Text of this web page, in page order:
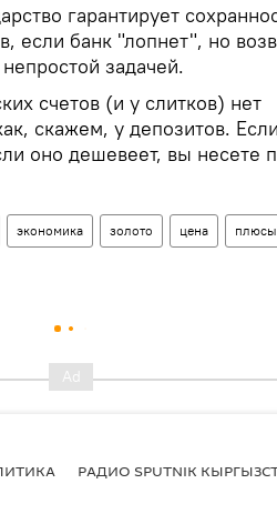
гарантирует
если банк "лопнет", но
задачей.
счетов (и у слитков) нет
скажем, у депозитов.
оно дешевеет, вы несете
экономика золото цена плюсы
РАДИО SPUTNIK